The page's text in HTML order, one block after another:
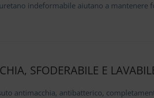
indeformabile aiutano a mantenere
SFODERABILE E
antimacchia, antibatterico,